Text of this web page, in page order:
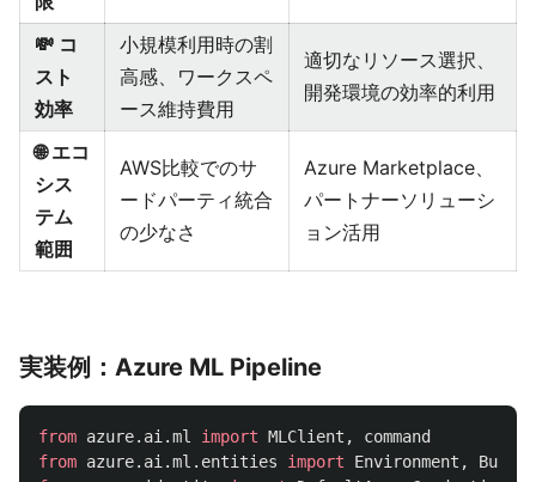
💸 コ
スト
効率
小規模利用時の割
高感、ワークスペ
ース維持費用
適切なリソース選択、
開発環境の効率的利用
🌐 エコ
シス
テム
範囲
AWS比較でのサ
ードパーティ統合
の少なさ
Azure Marketplace、
パートナーソリューシ
ョン活用
実装例：Azure ML Pipeline
from azure.ai.ml import MLClient ,
command
from azure.ai.ml.entities import Environment ,